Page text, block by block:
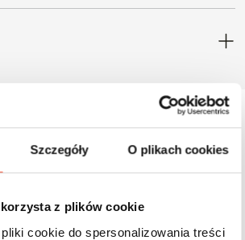
Szczegóły O plikach cookies
z plików cookie
cookie do spersonalizowania treści
z tej serii